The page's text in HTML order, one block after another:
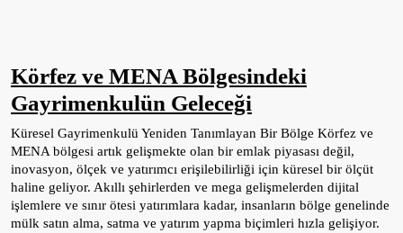
Körfez ve MENA Bölgesindeki
Gayrimenkulün Geleceği
Küresel Gayrimenkulü Yeniden Tanımlayan Bir Bölge Körfez ve
MENA bölgesi artık gelişmekte olan bir emlak piyasası değil,
inovasyon, ölçek ve yatırımcı erişilebilirliği için küresel bir ölçüt
haline geliyor. Akıllı şehirlerden ve mega gelişmelerden dijital
işlemlere ve sınır ötesi yatırımlara kadar, insanların bölge genelinde
mülk satın alma, satma ve yatırım yapma biçimleri hızla gelişiyor.